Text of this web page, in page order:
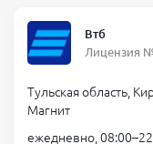
Втб
Лицензия
Тульская область,
Магнит
ежедневно,